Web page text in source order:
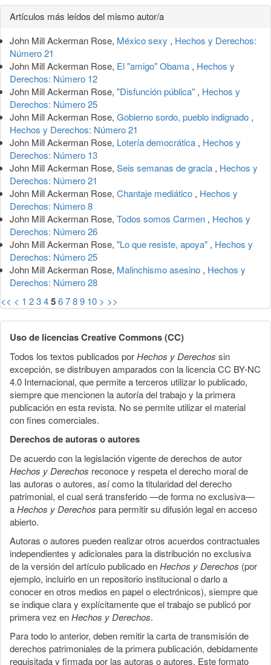
Detalles
del
artículo
Artículos más leídos del mismo autor/a
John Mill Ackerman Rose, México sexy , Hechos y Derechos:
Número 21
John Mill Ackerman Rose, El "amigo" Obama , Hechos y
Derechos: Número 12
John Mill Ackerman Rose, "Disfunción pública" , Hechos y
Derechos: Número 25
John Mill Ackerman Rose, Gobierno sordo, pueblo indignado ,
Hechos y Derechos: Número 21
John Mill Ackerman Rose, Lotería democrática , Hechos y
Derechos: Número 13
John Mill Ackerman Rose, Seis semanas de gracia , Hechos y
Derechos: Número 21
John Mill Ackerman Rose, Chantaje mediático , Hechos y
Derechos: Número 8
John Mill Ackerman Rose, Todos somos Carmen , Hechos y
Derechos: Número 26
John Mill Ackerman Rose, "Lo que resiste, apoya" , Hechos y
Derechos: Número 25
John Mill Ackerman Rose, Malinchismo asesino , Hechos y
Derechos: Número 28
<< < 1 23456789 10 > >>
Uso de licencias Creative Commons (CC)
Todos los textos publicados porHechos y Derechos sin
excepción, se distribuyen amparados con la licencia CC BY-NC
4.0 Internacional, que permite a terceros utilizar lo publicado,
siempre que mencionen la autoría del trabajo y la primera
publicación en esta revista. No se permite utilizar el material
con fines comerciales.
Derechos de autoras o autores
De acuerdo con la legislación vigente de derechos de autor
Hechos y Derechos reconoce y respeta el derecho moral de
las autoras o autores, así como la titularidad del derecho
patrimonial, el cual será transferido —de forma no exclusiva—
aHechos y Derechos para permitir su difusión legal en acceso
abierto.
Autoras o autores pueden realizar otros acuerdos contractuales
independientes y adicionales para la distribución no exclusiva
de la versión del artículo publicado enHechos y Derechos (por
ejemplo, incluirlo en un repositorio institucional o darlo a
conocer en otros medios en papel o electrónicos), siempre que
se indique clara y explícitamente que el trabajo se publicó por
primera vez enHechos y Derechos.
Para todo lo anterior, deben remitir la carta de transmisión de
derechos patrimoniales de la primera publicación, debidamente
requisitada y firmada por las autoras o autores. Este formato